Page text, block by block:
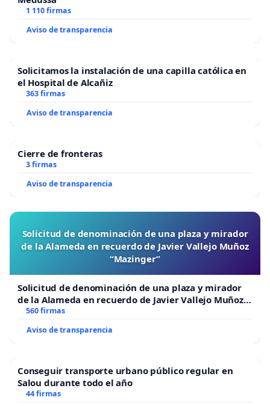
1 110 firmas
Aviso de transparencia
Solicitamos la instalación de una capilla católica en
el Hospital de Alcañiz
363 firmas
Aviso de transparencia
Cierre de fronteras
3 firmas
Aviso de transparencia
Solicitud de denominación de una plaza y mirador
de la Alameda en recuerdo de Javier Vallejo Muñoz
“Mazinger”
Solicitud de denominación de una plaza y mirador
de la Alameda en recuerdo de Javier Vallejo Muñoz
“Mazinger”
560 firmas
Aviso de transparencia
Conseguir transporte urbano público regular en
Salou durante todo el año
44 firmas